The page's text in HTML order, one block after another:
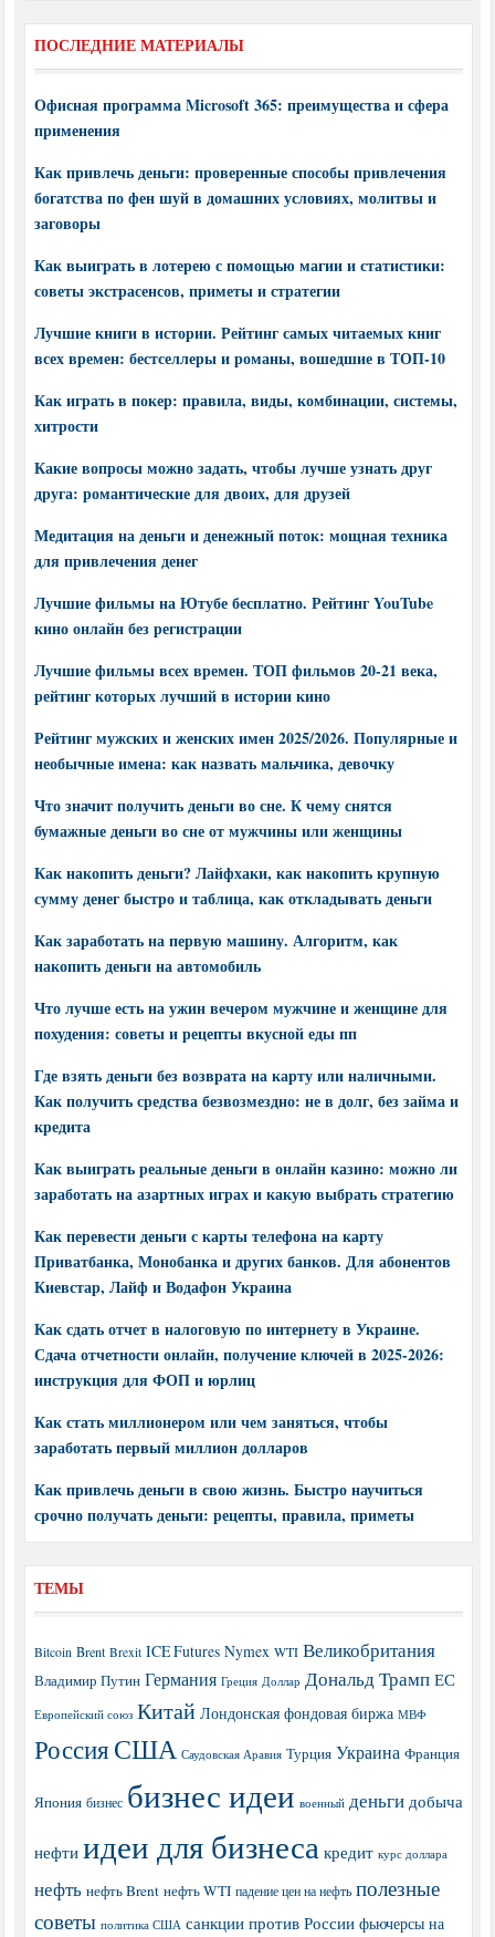
ПОСЛЕДНИЕ МАТЕРИАЛЫ
Офисная программа Microsoft 365: преимущества и сфера
применения
Как привлечь деньги: проверенные способы привлечения
богатства по фен шуй в домашних условиях, молитвы и
заговоры
Как выиграть в лотерею с помощью магии и статистики:
советы экстрасенсов, приметы и стратегии
Лучшие книги в истории. Рейтинг самых читаемых книг
всех времен: бестселлеры и романы, вошедшие в ТОП-10
Как играть в покер: правила, виды, комбинации, системы,
хитрости
Какие вопросы можно задать, чтобы лучше узнать друг
друга: романтические для двоих, для друзей
Медитация на деньги и денежный поток: мощная техника
для привлечения денег
Лучшие фильмы на Ютубе бесплатно. Рейтинг YouTube
кино онлайн без регистрации
Лучшие фильмы всех времен. ТОП фильмов 20-21 века,
рейтинг которых лучший в истории кино
Рейтинг мужских и женских имен 2025/2026. Популярные и
необычные имена: как назвать мальчика, девочку
Что значит получить деньги во сне. К чему снятся
бумажные деньги во сне от мужчины или женщины
Как накопить деньги? Лайфхаки, как накопить крупную
сумму денег быстро и таблица, как откладывать деньги
Как заработать на первую машину. Алгоритм, как
накопить деньги на автомобиль
Что лучше есть на ужин вечером мужчине и женщине для
похудения: советы и рецепты вкусной еды пп
Где взять деньги без возврата на карту или наличными.
Как получить средства безвозмездно: не в долг, без займа и
кредита
Как выиграть реальные деньги в онлайн казино: можно ли
заработать на азартных играх и какую выбрать стратегию
Как перевести деньги с карты телефона на карту
Приватбанка, Монобанка и других банков. Для абонентов
Киевстар, Лайф и Водафон Украина
Как сдать отчет в налоговую по интернету в Украине.
Сдача отчетности онлайн, получение ключей в 2025-2026:
инструкция для ФОП и юрлиц
Как стать миллионером или чем заняться, чтобы
заработать первый миллион долларов
Как привлечь деньги в свою жизнь. Быстро научиться
срочно получать деньги: рецепты, правила, приметы
ТЕМЫ
Bitcoin Brent Brexit ICE Futures Nymex WTI Великобритания
Владимир Путин Германия Греция Доллар Дональд Трамп ЕС
Европейский союз Китай Лондонская фондовая биржа МВФ
РоссияСША Саудовская Аравия Турция Украина Франция
Япония бизнес бизнес идеи военный деньги добыча
нефти идеи для бизнеса кредит курс доллара
нефть нефть Brent нефть WTI падение цен на нефть полезные
советы политика США санкции против России фьючерсы на